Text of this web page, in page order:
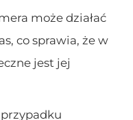
może działać
co sprawia, że w
jest jej
przypadku